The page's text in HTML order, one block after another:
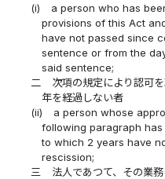
(i)
a person who has
provisions of this Act
have not passed since
sentence or from the
said sentence;
二
次項の規定により認可
年を経過しない者
(ii)
a person whose
following paragraph
to which 2 years have
rescission;
三
法人であつて、その業